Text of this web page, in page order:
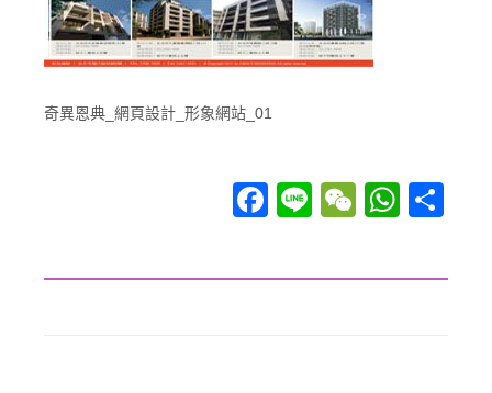
奇異恩典_網頁設計_形象網站_01
FacebookLine WeChat WhatsApp